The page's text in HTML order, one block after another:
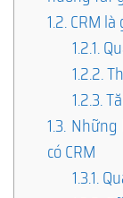
1.2.CRM
1.2.1.
1.2.2.
1.2.3.
1.3.
có CRM
1.3.1.